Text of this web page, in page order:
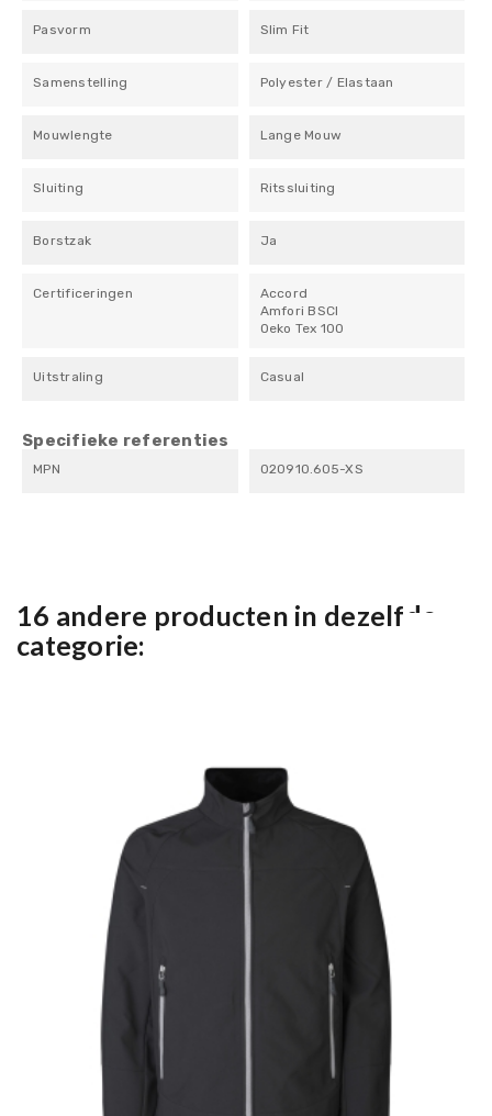
Pasvorm Slim Fit
Samenstelling Polyester / Elastaan
Mouwlengte Lange Mouw
Sluiting Ritssluiting
Borstzak Ja
Certificeringen
Accord
Amfori BSCI
Oeko Tex 100
Uitstraling Casual
Specifieke referenties
MPN 020910.605-XS
16 andere producten in dezelfde
categorie: